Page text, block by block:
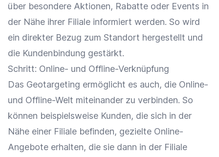
über besondere Aktionen, Rabatte oder Events in
der Nähe ihrer Filiale informiert werden. So wird
ein direkter Bezug zum Standort hergestellt und
die Kundenbindung gestärkt.
Schritt: Online- und Offline-Verknüpfung
Das Geotargeting ermöglicht es auch, die Online-
und Offline-Welt miteinander zu verbinden. So
können beispielsweise Kunden, die sich in der
Nähe einer Filiale befinden, gezielte Online-
Angebote erhalten, die sie dann in der Filiale